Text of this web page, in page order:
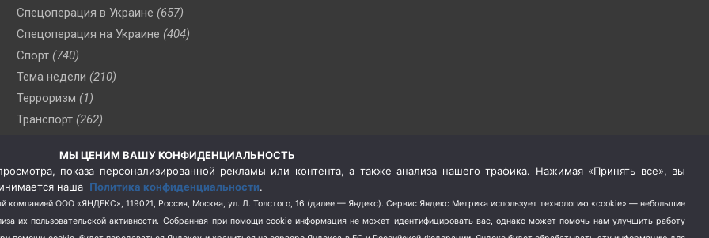
Спецоперация в Украине (657)
Спецоперация на Украине (404)
Спорт (740)
Тема недели (210)
Терроризм (1)
Транспорт (262)
(76)
Цены (2)
Школа и спорт (2)
Экология (8)
МЫ ЦЕНИМ ВАШУ КОНФИДЕНЦИАЛЬНОСТЬ
показа персонализированной рекламы или контента, а также анализа нашего трафика. Нажимая «Принять все», вы
наша Политика конфиденциальности.
компанией ООО «ЯНДЕКС», 119021, Россия, Москва, ул. Л. Толстого, 16 (далее — Яндекс). Сервис Яндекс Метрика использует технологию «cookie» — небольшие
их пользовательской активности. Собранная при помощи cookie информация не может идентифицировать вас, однако может помочь нам улучшить работу